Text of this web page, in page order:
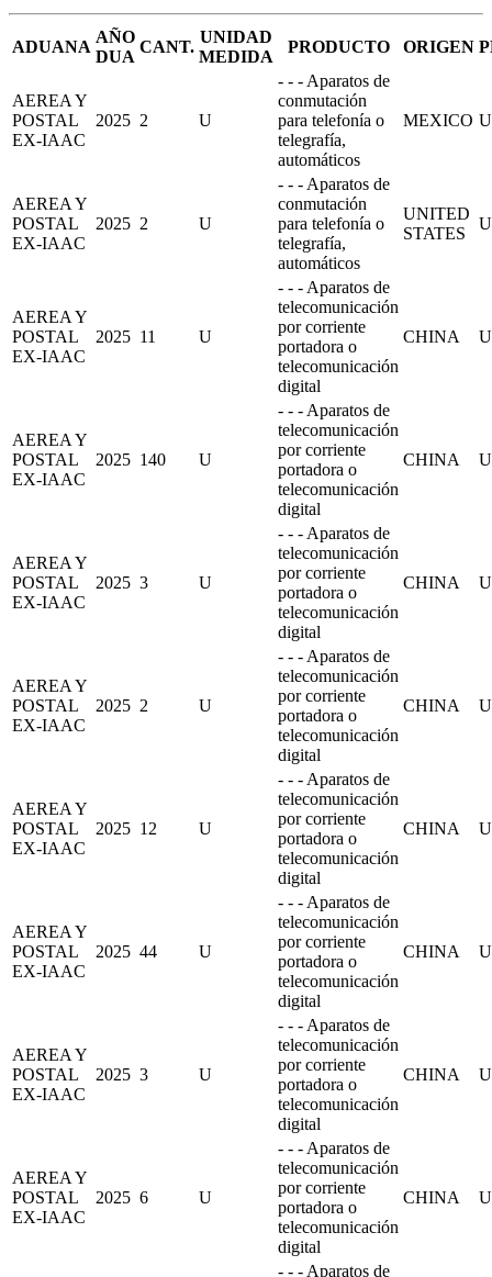
ADUANA
AÑO
DUA
CANT.
UNIDAD
MEDIDA
PRODUCTO ORIGEN
AEREA Y
POSTAL
EX-IAAC
2025 2 U
- - - Aparatos de
conmutación
para telefonía o
telegrafía,
automáticos
MEXICO
AEREA Y
POSTAL
EX-IAAC
2025 2 U
- - - Aparatos de
conmutación
para telefonía o
telegrafía,
automáticos
UNITED
STATES
AEREA Y
POSTAL
EX-IAAC
2025 11 U
- - - Aparatos de
telecomunicación
por corriente
portadora o
telecomunicación
digital
CHINA
AEREA Y
POSTAL
EX-IAAC
2025 140 U
- - - Aparatos de
telecomunicación
por corriente
portadora o
telecomunicación
digital
CHINA
AEREA Y
POSTAL
EX-IAAC
2025 3 U
- - - Aparatos de
telecomunicación
por corriente
portadora o
telecomunicación
digital
CHINA
AEREA Y
POSTAL
EX-IAAC
2025 2 U
- - - Aparatos de
telecomunicación
por corriente
portadora o
telecomunicación
digital
CHINA
AEREA Y
POSTAL
EX-IAAC
2025 12 U
- - - Aparatos de
telecomunicación
por corriente
portadora o
telecomunicación
digital
CHINA
AEREA Y
POSTAL
EX-IAAC
2025 44 U
- - - Aparatos de
telecomunicación
por corriente
portadora o
telecomunicación
digital
CHINA
AEREA Y
POSTAL
EX-IAAC
2025 3 U
- - - Aparatos de
telecomunicación
por corriente
portadora o
telecomunicación
digital
CHINA
AEREA Y
POSTAL
EX-IAAC
2025 6 U
- - - Aparatos de
telecomunicación
por corriente
portadora o
telecomunicación
digital
CHINA
- - - Aparatos de